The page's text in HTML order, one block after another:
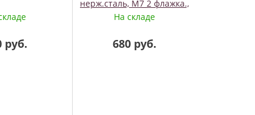
руб.
нерж.сталь, М7 2 флажка.,
Akvilon
На складе
680 руб.